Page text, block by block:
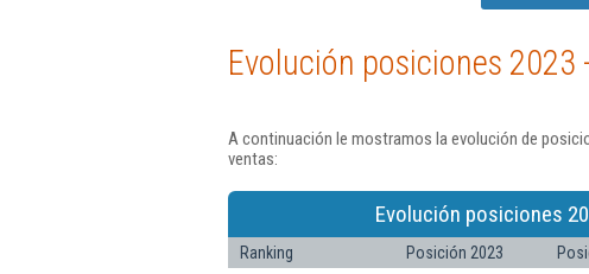
Evolución posiciones 2023
A continuación le mostramos la evolución de
ventas:
Evolución posiciones
Ranking Posición 2023